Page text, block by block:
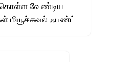
கொள்ள வேண்டிய
ஃபண்ட்